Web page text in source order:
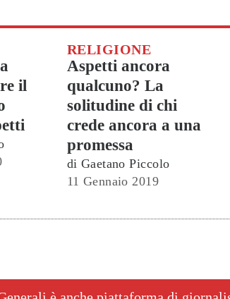
il
RELIGIONE
Aspetti ancora
qualcuno? La
solitudine di chi
crede ancora a una
promessa
di Gaetano Piccolo
11 Gennaio 2019